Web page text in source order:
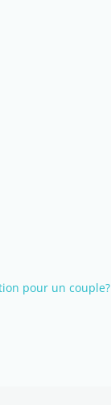
pour un couple?